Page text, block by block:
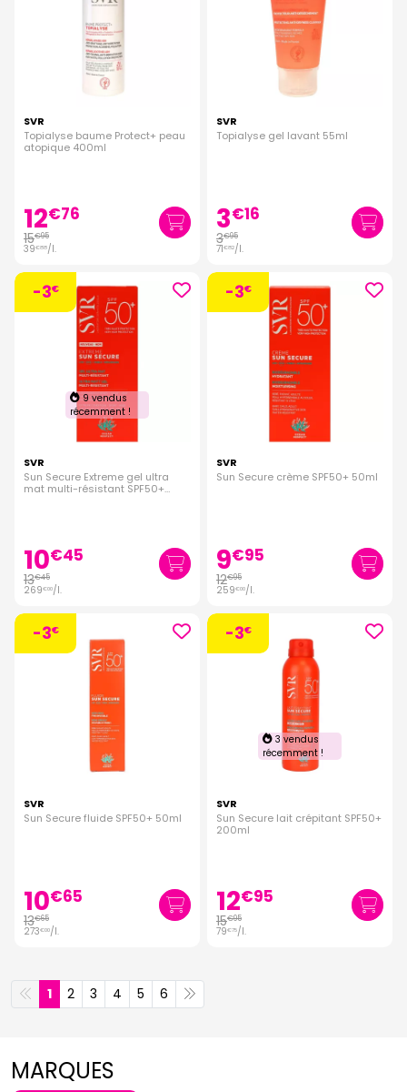
SVR
Topialyse baume Protect+ peau
atopique 400ml
12€76
15€95
39€88/l.
SVR
Topialyse gel lavant 55ml
3€16
3€95
71€82/l.
-3€
9 vendus
récemment !
SVR
Sun Secure Extreme gel ultra
mat multi-résistant SPF50+
10€45
13€45
269€00/l.
-3€
SVR
Sun Secure crème SPF50+ 50ml
9€95
12€95
259€00/l.
-3€
SVR
Sun Secure fluide SPF50+ 50ml
10€65
13€65
273€00/l.
-3€
3 vendus
récemment !
SVR
Sun Secure lait crépitant SPF50+
200ml
12€95
15€95
79€75/l.
1 2 3 4 5 6
MARQUES